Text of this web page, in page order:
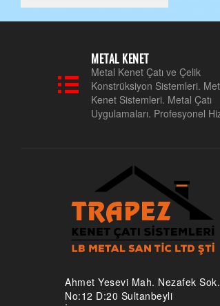
METAL KENET
Metal Kenet Çatı ve Çelik
Konstrüksiyon Sistemleri.
Kenet Sistemleri. Metal Çatı
Uygulamaları. Profesyonel
Ahmet Yesevi Mah. Nezafek Sok.
No:12 D:20 Sultanbeyli